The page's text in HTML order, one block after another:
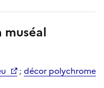
; décor polychrome